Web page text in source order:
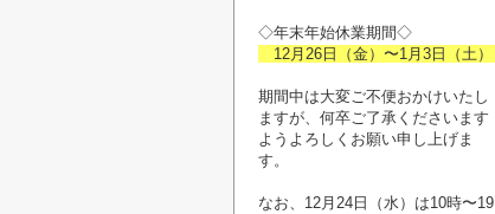
◇年末年始休業期間◇
12月26日（金）〜1月3日（土）
期間中は大変ご不便おかけいたし
ますが、何卒ご了承くださいます
ようよろしくお願い申し上げま
す。
なお、12月24日（水）は10時〜19